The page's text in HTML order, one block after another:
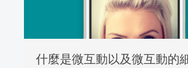
什麼是微互動以及微互動的